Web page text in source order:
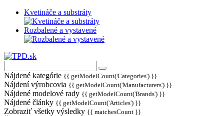
Kvetináče a substráty
Rozbalené a vystavené
Nájdené kategórie {{ getModelCount('Categories') }}
Nájdení výrobcovia {{ getModelCount('Manufacturers') }}
Nájdené modelové rady {{ getModelCount('Brands') }}
Nájdené články {{ getModelCount('Articles') }}
Zobraziť všetky výsledky {{ matchesCount }}